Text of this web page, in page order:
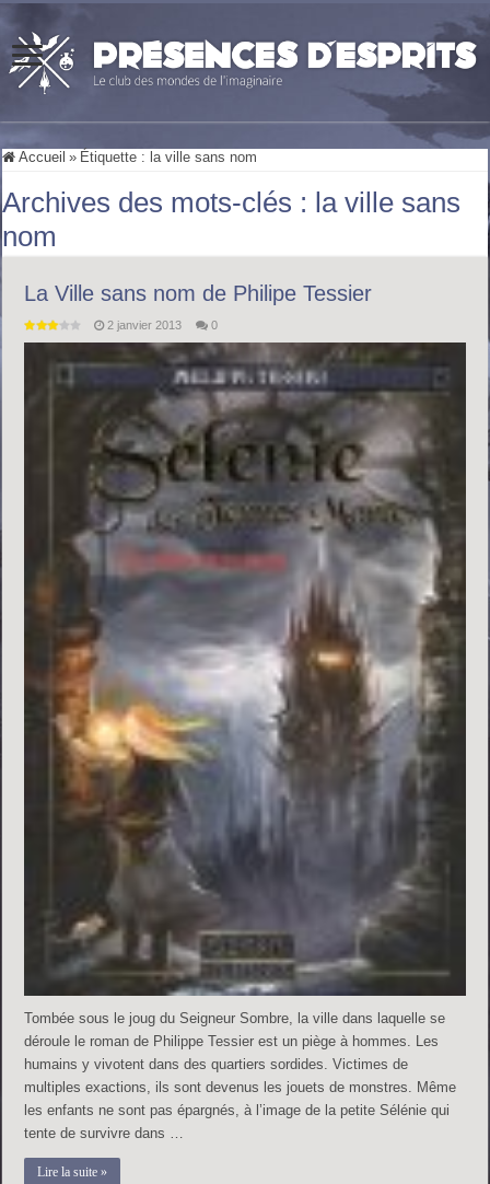
Accueil » Étiquette : la ville sans nom
Archives des mots-clés : la ville sans
nom
La Ville sans nom de Philipe Tessier
2 janvier 2013 0
Tombée sous le joug du Seigneur Sombre, la ville dans laquelle se
déroule le roman de Philippe Tessier est un piège à hommes. Les
humains y vivotent dans des quartiers sordides. Victimes de
multiples exactions, ils sont devenus les jouets de monstres. Même
les enfants ne sont pas épargnés, à l’image de la petite Sélénie qui
tente de survivre dans …
Lire la suite »